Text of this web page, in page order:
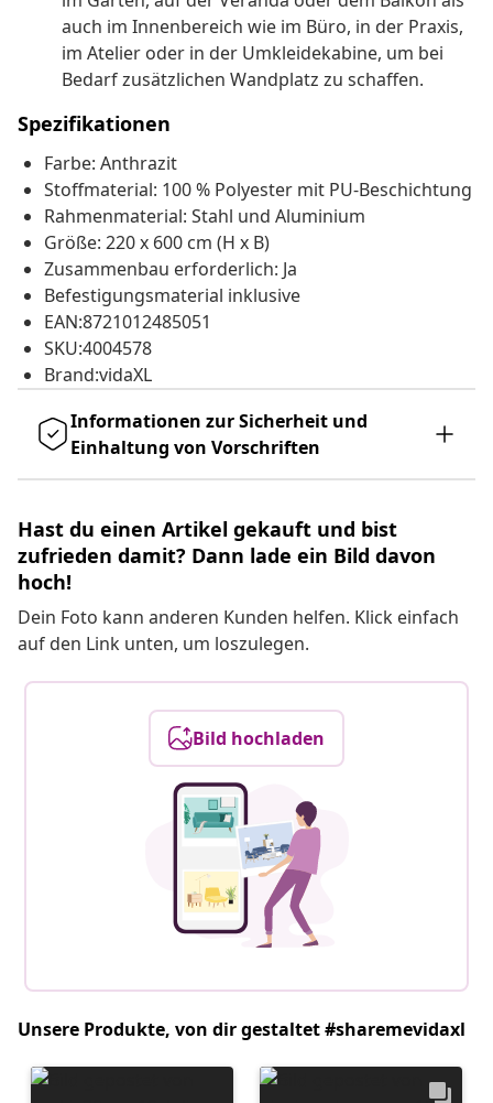
auch im Innenbereich wie im Büro, in der Praxis,
im Atelier oder in der Umkleidekabine, um bei
Bedarf zusätzlichen Wandplatz zu schaffen.
Spezifikationen
Farbe: Anthrazit
Stoffmaterial: 100 % Polyester mit PU-Beschichtung
Rahmenmaterial: Stahl und Aluminium
Größe: 220 x 600 cm (H x B)
Zusammenbau erforderlich: Ja
Befestigungsmaterial inklusive
EAN:8721012485051
SKU:4004578
Brand:vidaXL
Informationen zur Sicherheit und
Einhaltung von Vorschriften
Hast du einen Artikel gekauft und bist
zufrieden damit? Dann lade ein Bild davon
hoch!
Dein Foto kann anderen Kunden helfen. Klick einfach
auf den Link unten, um loszulegen.
Bild hochladen
Unsere Produkte, von dir gestaltet #sharemevidaxl